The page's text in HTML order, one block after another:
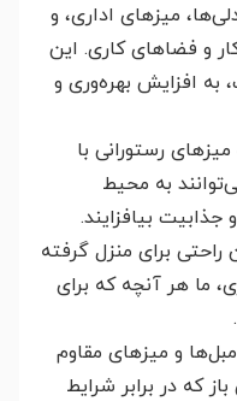
میزهای اداری، و
و فضاهای کاری. این
به افزایش بهره‌وری و
رستورانی با
به محیط
جذابیت بیافزایند.
راحتی برای منزل گرفته
ما هر آنچه که برای
و میزهای مقاوم
که در برابر شرایط